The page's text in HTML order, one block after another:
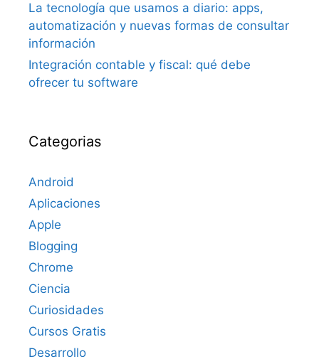
La tecnología que usamos a diario: apps,
automatización y nuevas formas de consultar
información
Integración contable y fiscal: qué debe
ofrecer tu software
Categorias
Android
Aplicaciones
Apple
Blogging
Chrome
Ciencia
Curiosidades
Cursos Gratis
Desarrollo